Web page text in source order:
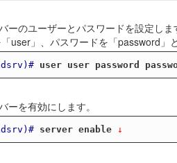
ーのユーザーとパスワードを設定しま
user」、パスワードを「password」
user user password
ーを有効にします。
server enable ↓